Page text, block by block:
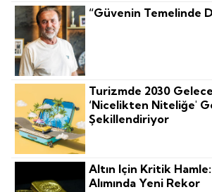
“Güvenin Temelinde
Turizmde 2030
‘nicelikten Niteliğe'
Şekillendiriyor
Altın Için Kritik
Alımında Yeni Rekor